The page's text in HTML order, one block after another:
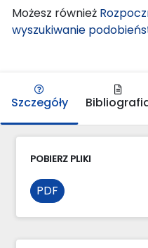
Możesz również
wyszukiwanie
Szczegóły
POBIERZ PLIKI
PDF